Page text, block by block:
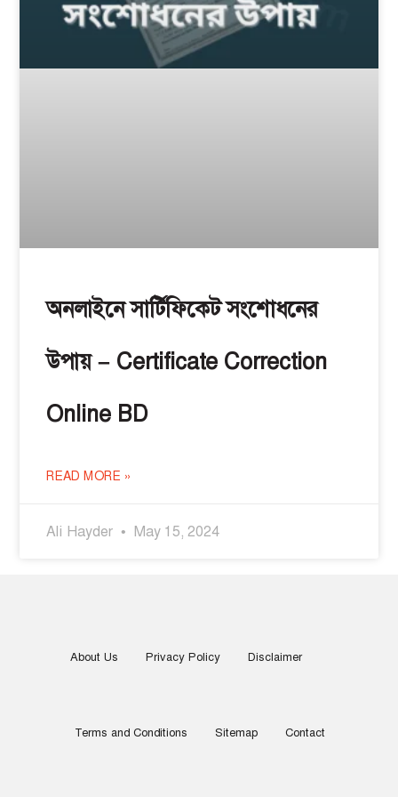
অনলাইনে সার্টিফিকেট সংশোধনের
উপায় – Certificate Correction
Online BD
READ MORE »
Ali Hayder May 15, 2024
About Us Privacy Policy Disclaimer
Terms and Conditions Sitemap Contact